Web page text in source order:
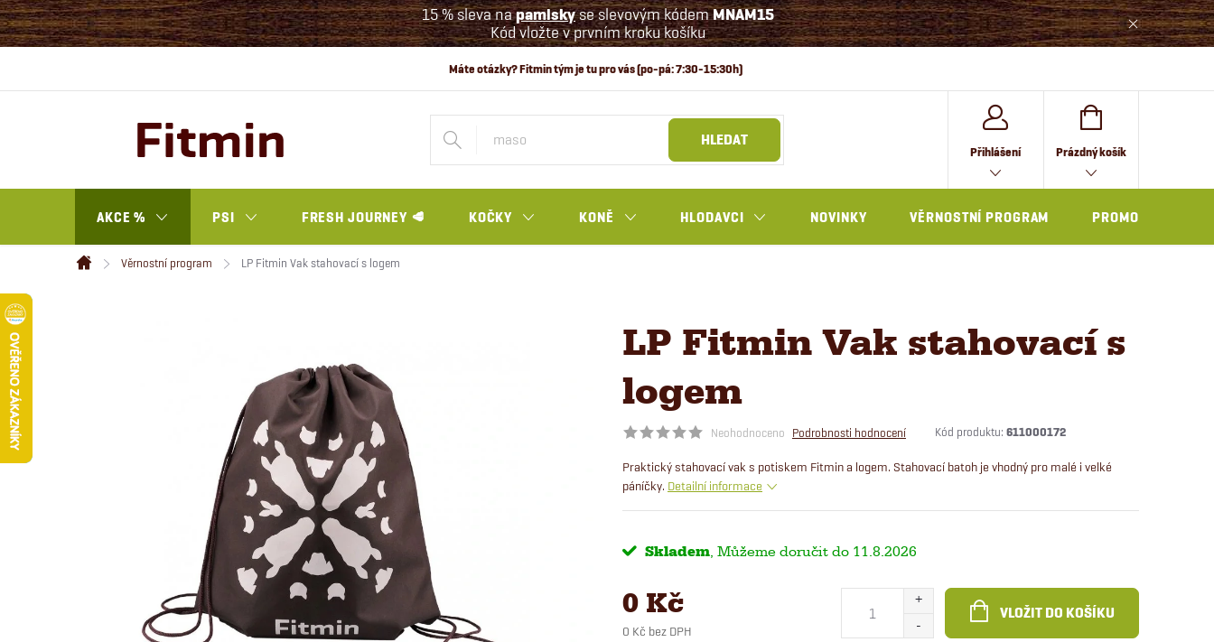
Přejít
na
obsah
15 % sleva napamlskyse slevovým kódemMNAM15
Kód vložte v prvním kroku košíku
HLEDAT
Přihlášení
NÁKUPNÍ
KOŠÍK
Prázdný košík
AKCE % PSI FRESH JOURNEY 🥩 KOČKY KONĚ HLODAVCI NOVINKY VĚRNOSTNÍ PROGRAM PROMO
Domů
Věrnostní program LP Fitmin Vak stahovací s logem
LP Fitmin Vak stahovací s
logem
Neohodnoceno Podrobnosti hodnocení Kód produktu: 611000172
Praktický stahovací vak s potiskem Fitmin a logem. Stahovací batoh je vhodný pro malé i velké
páníčky. Detailní informace
Skladem 11.8.2026
0 Kč
0 Kč bez DPH
VLOŽIT DO KOŠÍKU